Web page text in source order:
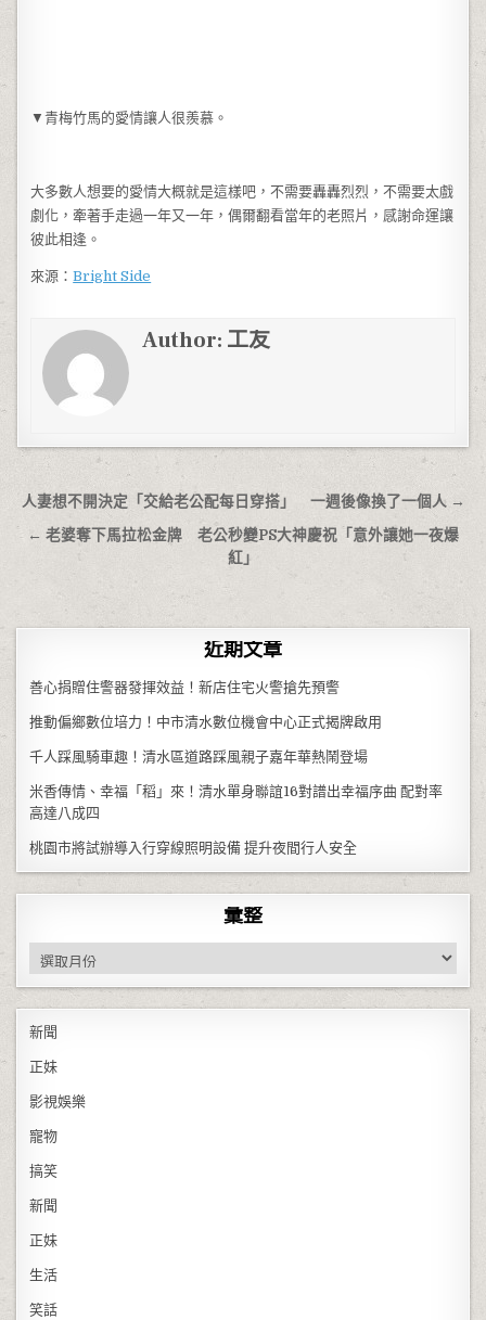
▼青梅竹馬的愛情讓人很羨慕。
大多數人想要的愛情大概就是這樣吧，不需要轟轟烈烈，不需要太戲
劇化，牽著手走過一年又一年，偶爾翻看當年的老照片，感謝命運讓
彼此相逢。
來源：Bright Side
Author: 工友
文章導覽
人妻想不開決定「交給老公配每日穿搭」 一週後像換了一個人 →
← 老婆奪下馬拉松金牌 老公秒變PS大神慶祝「意外讓她一夜爆
紅」
近期文章
善心捐贈住警器發揮效益！新店住宅火警搶先預警
推動偏鄉數位培力！中市清水數位機會中心正式揭牌啟用
千人踩風騎車趣！清水區道路踩風親子嘉年華熱鬧登場
米香傳情、幸福「稻」來！清水單身聯誼16對譜出幸福序曲 配對率
高達八成四
桃園市將試辦導入行穿線照明設備 提升夜間行人安全
彙整
彙整
新聞
正妹
影視娛樂
寵物
搞笑
新聞
正妹
生活
笑話